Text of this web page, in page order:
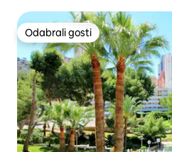
Odabrali gosti
Odabrali gosti